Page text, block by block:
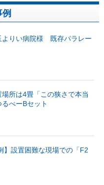
よりい病院様 既存パラレー
場所は4畳「この狭さで本当
べーBセット
】設置困難な現場での「F2